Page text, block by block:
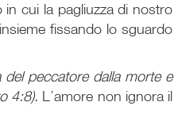
cui la pagliuzza di nostro
fissando lo sguardo
del peccatore dalla morte e
4:8). L’amore non ignora il